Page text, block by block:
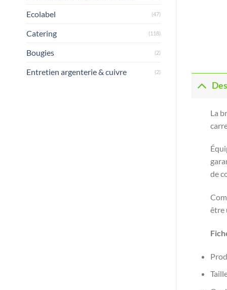
Ecolabel (47)
Catering (118)
Bougies (2)
Entretien argenterie & cuivre (2)
La
de
être